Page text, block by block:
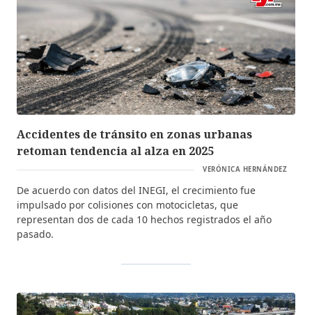
Accidentes de tránsito en zonas urbanas
retoman tendencia al alza en 2025
VERÓNICA HERNÁNDEZ
De acuerdo con datos del INEGI, el crecimiento fue
impulsado por colisiones con motocicletas, que
representan dos de cada 10 hechos registrados el año
pasado.